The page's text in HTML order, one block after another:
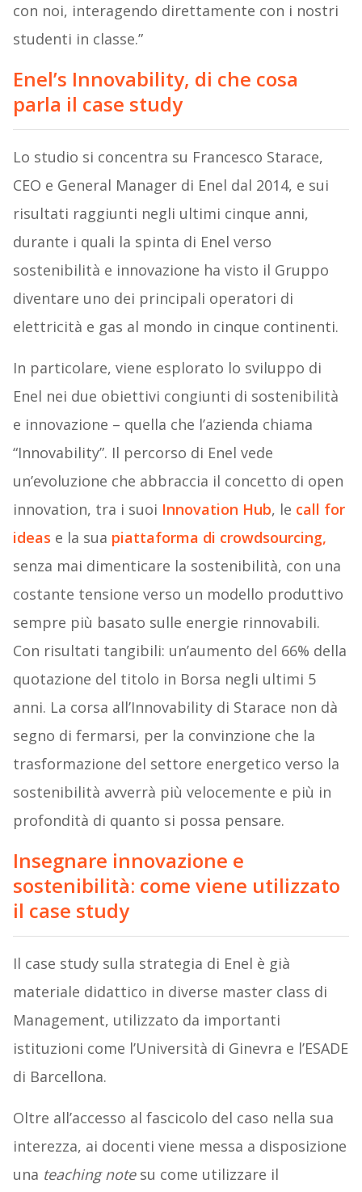
con noi, interagendo direttamente con i nostri
studenti in classe.”
Enel’s Innovability, di che cosa
parla il case study
Lo studio si concentra su Francesco Starace,
CEO e General Manager di Enel dal 2014, e sui
risultati raggiunti negli ultimi cinque anni,
durante i quali la spinta di Enel verso
sostenibilità e innovazione ha visto il Gruppo
diventare uno dei principali operatori di
elettricità e gas al mondo in cinque continenti.
In particolare, viene esplorato lo sviluppo di
Enel nei due obiettivi congiunti di sostenibilità
e innovazione – quella che l’azienda chiama
“Innovability”. Il percorso di Enel vede
un’evoluzione che abbraccia il concetto di open
innovation, tra i suoi Innovation Hub, le call for
ideas e la sua piattaforma di crowdsourcing,
senza mai dimenticare la sostenibilità, con una
costante tensione verso un modello produttivo
sempre più basato sulle energie rinnovabili.
Con risultati tangibili: un’aumento del 66% della
quotazione del titolo in Borsa negli ultimi 5
anni. La corsa all’Innovability di Starace non dà
segno di fermarsi, per la convinzione che la
trasformazione del settore energetico verso la
sostenibilità avverrà più velocemente e più in
profondità di quanto si possa pensare.
Insegnare innovazione e
sostenibilità: come viene utilizzato
il case study
Il case study sulla strategia di Enel è già
materiale didattico in diverse master class di
Management, utilizzato da importanti
istituzioni come l’Università di Ginevra e l’ESADE
di Barcellona.
Oltre all’accesso al fascicolo del caso nella sua
interezza, ai docenti viene messa a disposizione
una teaching notesu come utilizzare il